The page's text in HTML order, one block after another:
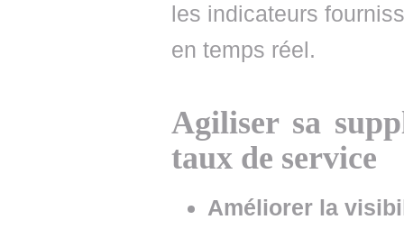
les indicateurs
en temps réel.
Agiliser sa
taux de service
Améliorer la